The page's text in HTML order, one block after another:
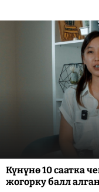
Күнүнө 10 саатка
жогорку балл